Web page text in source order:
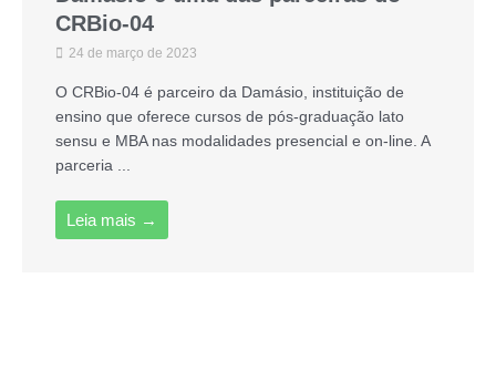
CRBio-04
24 de março de 2023
O CRBio-04 é parceiro da Damásio, instituição de
ensino que oferece cursos de pós-graduação lato
sensu e MBA nas modalidades presencial e on-line. A
parceria ...
Leia mais →